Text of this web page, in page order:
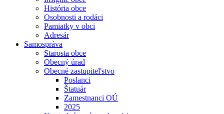
História obce
Osobnosti a rodáci
Pamiatky v obci
Adresár
Samospráva
Starosta obce
Obecný úrad
Obecné zastupiteľstvo
Poslanci
Štatuár
Zamestnanci OÚ
2025